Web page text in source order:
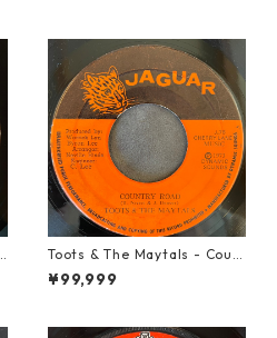
Toots & The Maytals - Coun
try Road【7-21951】
¥99,999